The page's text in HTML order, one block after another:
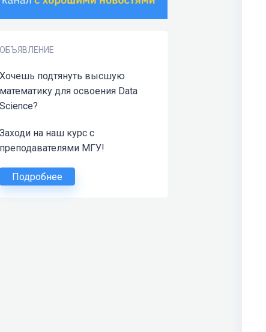
ОБЪЯВЛЕНИЕ
Хочешь подтянуть высшую
математику для освоения Data
Science?
Заходи на наш курс с
преподавателями МГУ!
Подробнее